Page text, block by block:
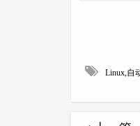
Linux,自